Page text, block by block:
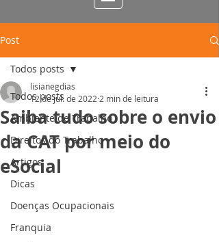
Post
Todos posts
Ambiente de Trabalho
Direitos do Trabalho
Artigos
Dicas
Doenças Ocupacionais
Franquia
Todos posts
Saiba tudo sobre o envio
da CAT por meio do
eSocial
lisianegdias
12 de jul. de 2022 2 min de leitura